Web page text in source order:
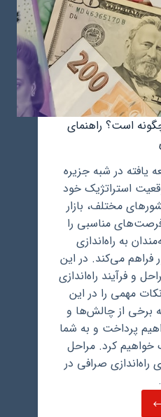
است؟ راهنمای
یافته در شبه جزیره
استراتژیک خود
مختلف، بازار
فرصت‌های مناسبی را
به راه‌اندازی
می‌کند. در این
و فرآیند راه‌اندازی
مهمی را در این
برخی از چالش‌ها و
پرداخت و به شما
خواهیم کرد. مراحل
راه‌اندازی صرافی در